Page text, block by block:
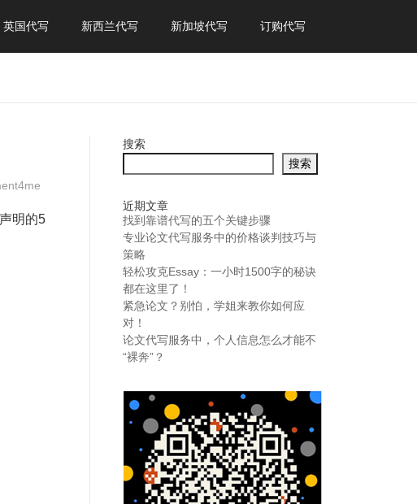
英国代写 新西兰代写 新加坡代写 订购代写
明的5
搜索
搜索
近期文章
找到靠谱代写的五个关键步骤
专业论文代写服务中的价格谈判技巧与
策略
轻松攻克Essay：一小时1500字的秘诀
都在这里了！
紧急论文？别怕，学姐来教你如何应
对！
论文代写服务中，个人信息怎么才能不
“裸奔”？